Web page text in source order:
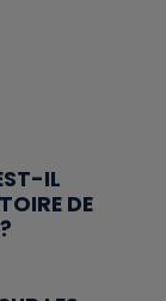
IL
DE